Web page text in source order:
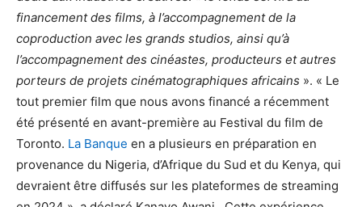
financement des films, à l’accompagnement de la
coproduction avec les grands studios, ainsi qu’à
l’accompagnement des cinéastes, producteurs et autres
porteurs de projets cinématographiques africains ». « Le
tout premier film que nous avons financé a récemment
été présenté en avant-première au Festival du film de
Toronto. La Banque en a plusieurs en préparation en
provenance du Nigeria, d’Afrique du Sud et du Kenya, qui
devraient être diffusés sur les plateformes de streaming